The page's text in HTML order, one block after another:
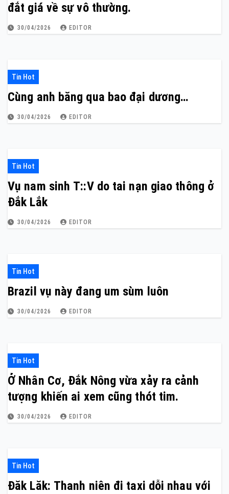
đắt giá về sự vô thường.
30/04/2026 EDITOR
Tin Hot
Cùng anh băng qua bao đại dương…
30/04/2026 EDITOR
Tin Hot
Vụ nam sinh T::V do tai nạn giao thông ở
Đắk Lắk
30/04/2026 EDITOR
Tin Hot
Brazil vụ này đang um sùm luôn
30/04/2026 EDITOR
Tin Hot
Ở Nhân Cơ, Đắk Nông vừa xảy ra cảnh
tượng khiến ai xem cũng thót tim.
30/04/2026 EDITOR
Tin Hot
Đăk Lăk: Thanh niên đi taxi dỗi nhau với